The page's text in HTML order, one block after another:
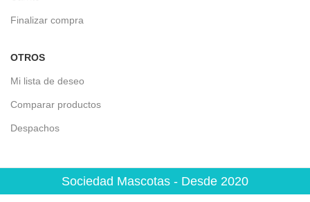
Finalizar compra
OTROS
Mi lista de deseo
Comparar productos
Despachos
Sociedad Mascotas - Desde 2020